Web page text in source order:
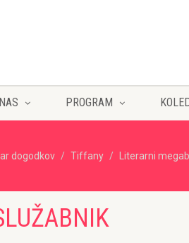
PROGRAM
dogodkov Tiffany Literarni